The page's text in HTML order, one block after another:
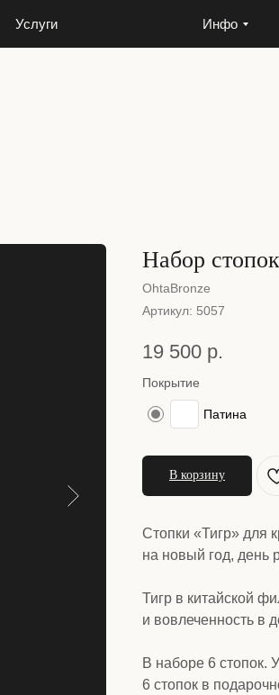
Услуги Инфо
Услуги Инфо
Набор
OhtaBronze
Артикул: 5057
19 500 р.
Покрытие
Патина
В корзину
Стопки «Тигр» для
на новый год, день
Тигр в китайской
и вовлеченность в
В наборе 6 стопок.
6 стопок в